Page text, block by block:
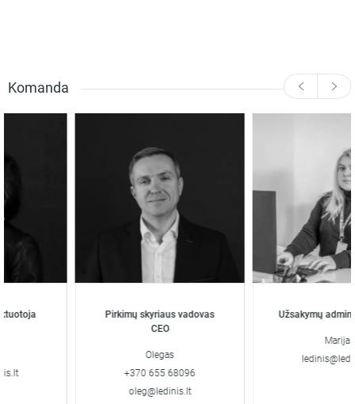
Komanda
Pirkimų skyriaus vadovas
CEO
Olegas
+370 655 68096
oleg@ledinis.lt
Užsakymų
Marija